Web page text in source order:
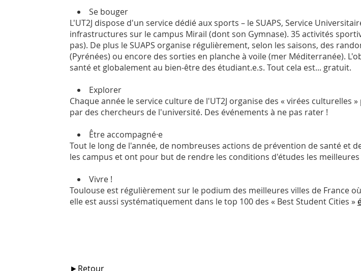
Se bouger
L'UT2J dispose d'un service dédié aux sports – le SUAPS, Service
infrastructures sur le campus Mirail (dont son Gymnase). 35 activités
pas). De plus le SUAPS organise régulièrement, selon les saisons, des
(Pyrénées) ou encore des sorties en planche à voile (mer Méditerranée).
santé et globalement au bien-être des étudiant.e.s. Tout cela est... gratuit.
Explorer
Chaque année le service culture de l'UT2J organise des « virées culturelles
par des chercheurs de l'université. Des événements à ne pas rater !
Être accompagné·e
Tout le long de l'année, de nombreuses actions de prévention de santé et
les campus et ont pour but de rendre les conditions d'études les meilleures
Vivre !
Toulouse est régulièrement sur le podium des meilleures villes de France
elle est aussi systématiquement dans le top 100 des « Best Student Cities »
►Retour